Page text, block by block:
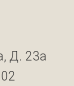
Д. 23а